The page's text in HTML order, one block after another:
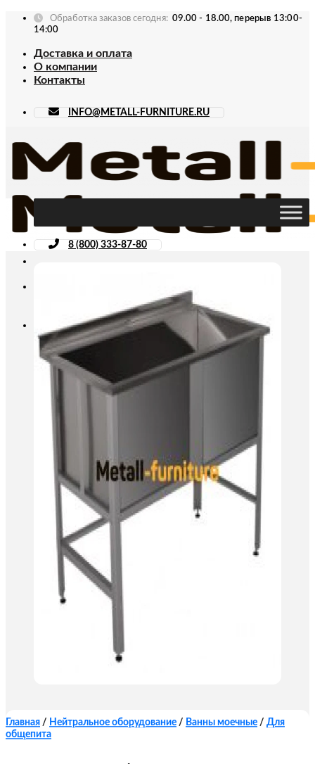
Skip
Обработка заказов сегодня: 09.00 - 18.00, перерыв 13:00-
14:00
Доставка и оплата
О компании
Контакты
INFO@METALL-FURNITURE.RU
8 (800) 333-87-80
Главная / Нейтральное оборудование / Ванны моечные / Для
общепита